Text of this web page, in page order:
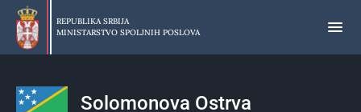
Preskoči
glavni
deo
REPUBLIKA SRBIJA
MINISTARSTVO SPOLJNIH POSLOVA
Solomonova Ostrva